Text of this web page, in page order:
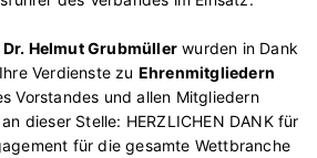
Dr. Helmut Grubmüller wurden in Dank
Verdienste zu Ehrenmitgliedern
Vorstandes und allen Mitgliedern
dieser Stelle: HERZLICHEN DANK für
für die gesamte Wettbranche